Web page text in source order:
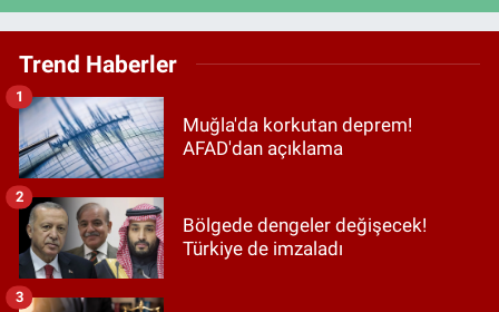
Trend Haberler
Muğla'da korkutan deprem!
AFAD'dan açıklama
1
Bölgede dengeler değişecek!
Türkiye de imzaladı
2
3